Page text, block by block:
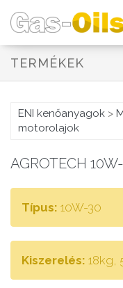
TERMÉKEK
ENI kenőanyagok >
motorolajok
AGROTECH
Típus: 10W-30
Kiszerelés: 18kg,